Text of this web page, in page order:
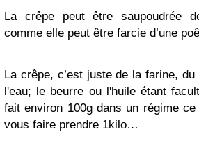
La crêpe peut être saupoudrée
comme elle peut être farcie d’une
La crêpe, c’est juste de la farine,
l'eau; le beurre ou l'huile étant
fait environ 100g dans un régime
vous faire prendre 1kilo…